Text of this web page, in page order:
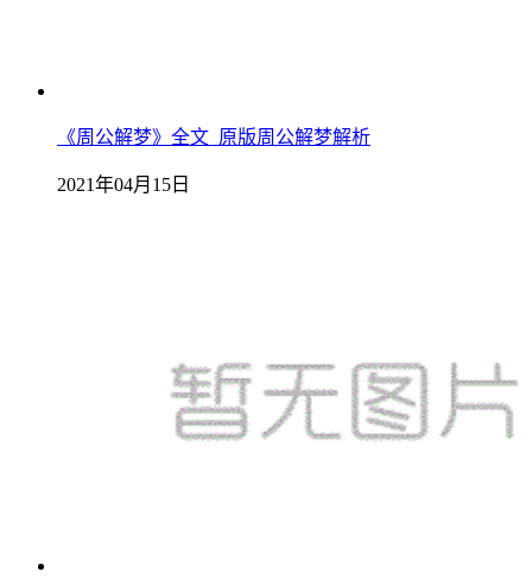
《周公解梦》全文_原版周公解梦解析
2021年04月15日